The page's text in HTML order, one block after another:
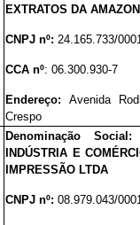
EXTRATOS DA
CNPJ nº:24.165.733/
CCA nº:06.300.930-7
Endereço: Avenida
Crespo
Denominação
INDÚSTRIA E
IMPRESSÃO LTDA
CNPJ nº:08.979.043/